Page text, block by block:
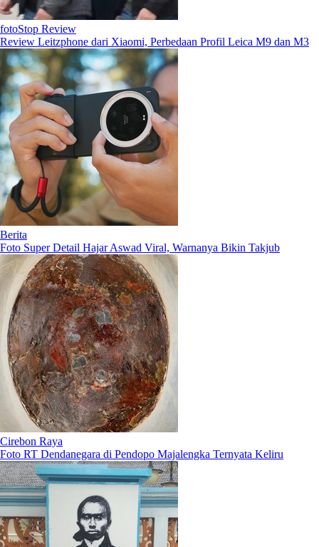
fotoStop Review
Review Leitzphone dari Xiaomi, Perbedaan Profil Leica M9 dan M3
Berita
Foto Super Detail Hajar Aswad Viral, Warnanya Bikin Takjub
Cirebon Raya
Foto RT Dendanegara di Pendopo Majalengka Ternyata Keliru